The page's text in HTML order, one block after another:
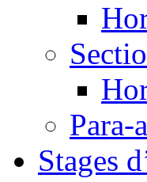
Para-
Stages